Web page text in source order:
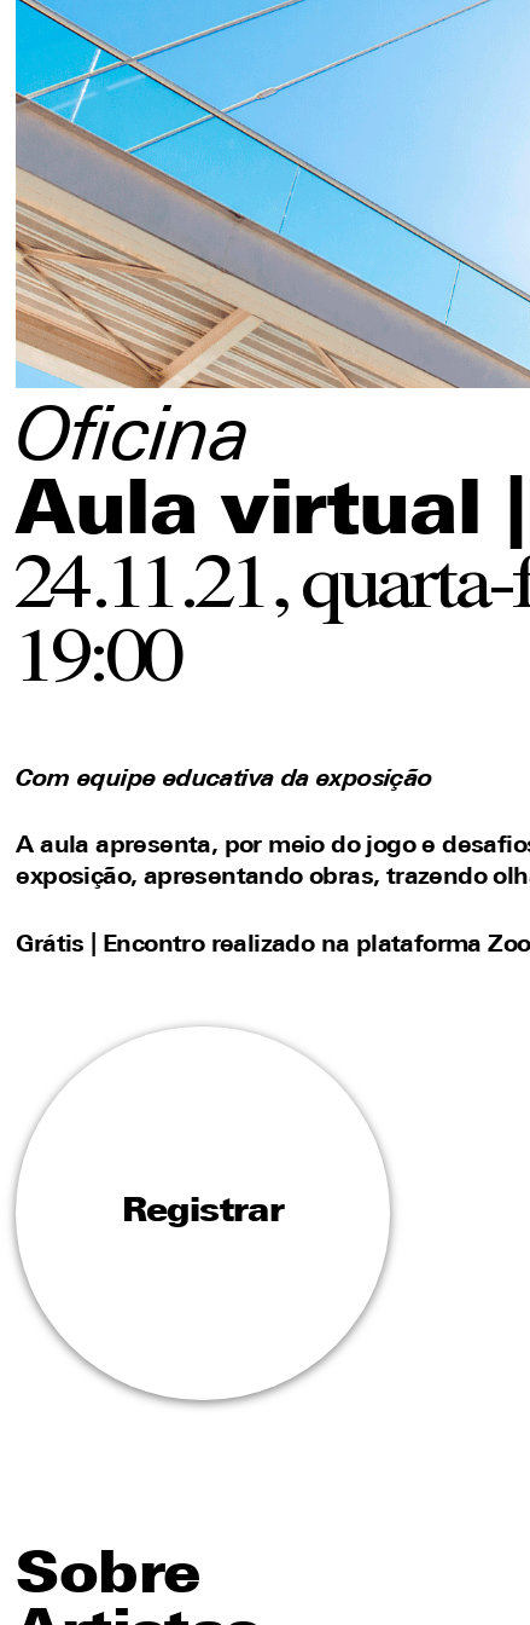
Imprensa
Redes sociais
Oficina
Aula virtual |
24.11.21,
19:00
Com equipe educativa da exposição
Aaula apresenta, por meio dojogoe
exposição, apresentandoobras, trazendo
Grátis | Encontro realizado na plataforma
Registrar
Sobre